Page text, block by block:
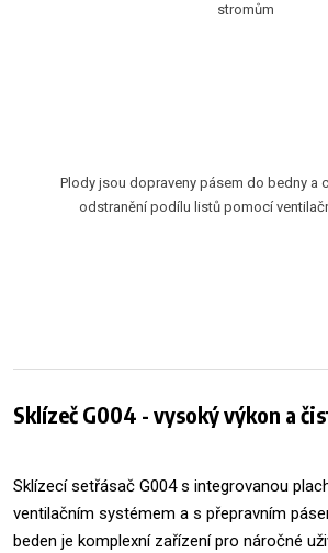
stromům
Plody jsou dopraveny pásem do bedny a
odstranění podílu listů pomocí
Sklízeč G004 - vysoký výkon a
Sklízecí setřásač G004 s integrovanou
ventilačním systémem a s přepravním
beden je komplexní zařízení pro náročné